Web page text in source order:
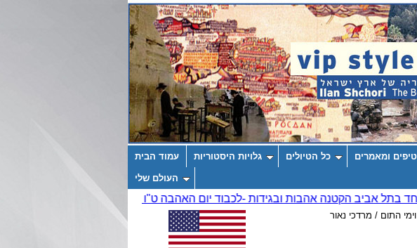
עמוד הבית גלויות היסטוריות כל הטיולים טיפים ומאמרים
העולם שלי
התום / מרדכי נאור